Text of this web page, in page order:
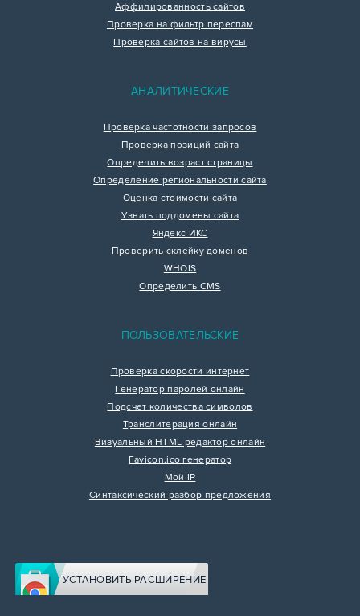
Аффилированность сайтов
Проверка на фильтр переспам
Проверка сайтов на вирусы
АНАЛИТИЧЕСКИЕ
Проверка частотности запросов
Проверка позиций сайта
Определить возраст страницы
Определение региональности сайта
Оценка стоимости сайта
Узнать поддомены сайта
Яндекс ИКС
Проверить склейку доменов
WHOIS
Определить CMS
ПОЛЬЗОВАТЕЛЬСКИЕ
Проверка скорости интернет
Генератор паролей онлайн
Подсчет количества символов
Транслитерация онлайн
Визуальный HTML редактор онлайн
Favicon.ico генератор
Мой IP
Синтаксический разбор предложения
УСТАНОВИТЬ РАСШИРЕНИЕ